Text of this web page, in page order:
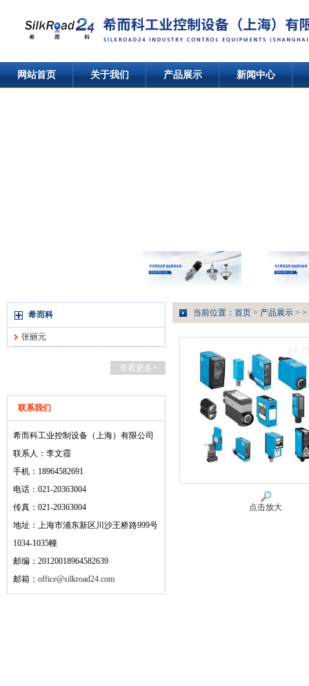
网站首页 关于我们 产品展示 新闻中心
希而科
张丽元
查看更多+
联系我们
希而科工业控制设备（上海）有限公司
联系人：李文霞
手机：18964582691
电话：021-20363004
传真：021-20363004
地址：上海市浦东新区川沙王桥路999号
1034-1035幢
邮编：20120018964582639
邮箱： office@silkroad24.com
当前位置： 首页 > 产品展示 > >
点击放大